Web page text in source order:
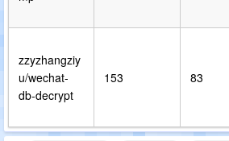
zzyzhangziy
u/wechat-
db-decrypt
153 83